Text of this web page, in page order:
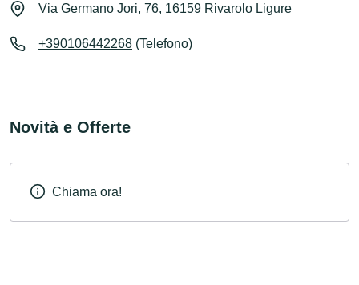
Via Germano Jori, 76, 16159 Rivarolo Ligure
+390106442268 (Telefono)
Novità e Offerte
Chiama ora!